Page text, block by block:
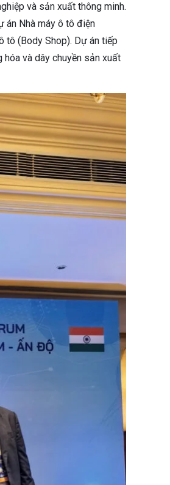
và sản xuất thông minh.
án Nhà máy ô tô điện
tô (Body Shop). Dự án tiếp
và dây chuyền sản xuất